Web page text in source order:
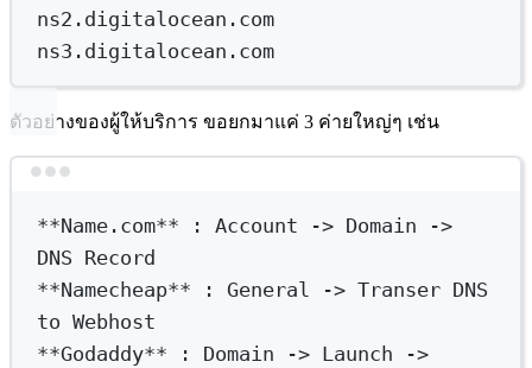
ns2.digitalocean.com
ns3.digitalocean.com
ตัวอย่างของผู้ให้บริการ ขอยกมาแค่ 3 ค่ายใหญ่ๆ เช่น
**Name.com** : Account -> Domain ->
DNS Record
**Namecheap** : General -> Transer DNS
to Webhost
**Godaddy** : Domain -> Launch ->